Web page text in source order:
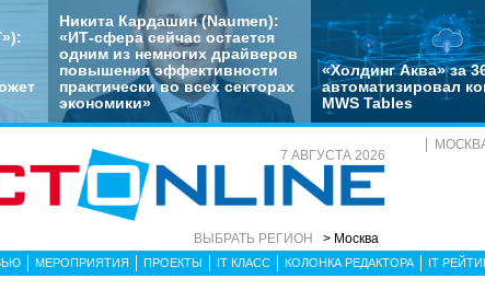
Никита Кардашин (Naumen):
«ИТ-сфера сейчас остается
одним из немногих драйверов
повышения эффективности
практически во всех секторах
экономики»
«Холдинг Аква» за
автоматизировал
MWS Tables
7 АВГУСТА 2026
ВЫБРАТЬ РЕГИОН > Москва
МЕРОПРИЯТИЯ ПРОЕКТЫ IT КЛАСС КОЛОНКА РЕДАКТОРА IT